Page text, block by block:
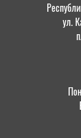
ул.